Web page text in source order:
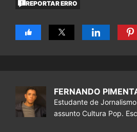
REPORTAR ERRO
FERNANDO
Estudante de
assunto Cultura Pop.